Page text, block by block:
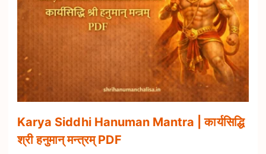
Karya Siddhi Hanuman Mantra | कार्यसिद्धि
श्री हनुमान् मन्त्रम् PDF